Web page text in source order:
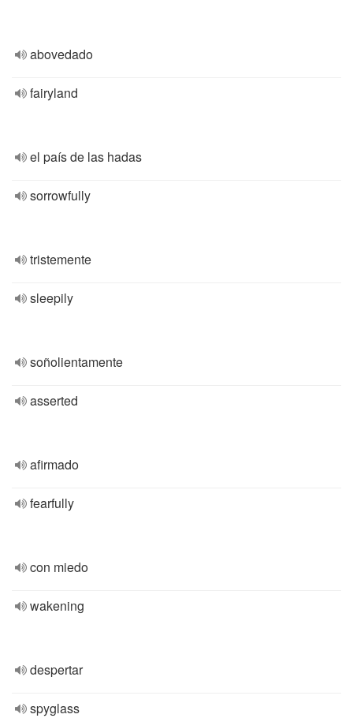
abovedado
fairyland
el país de las hadas
sorrowfully
tristemente
sleepily
soñolientamente
asserted
afirmado
fearfully
con miedo
wakening
despertar
spyglass